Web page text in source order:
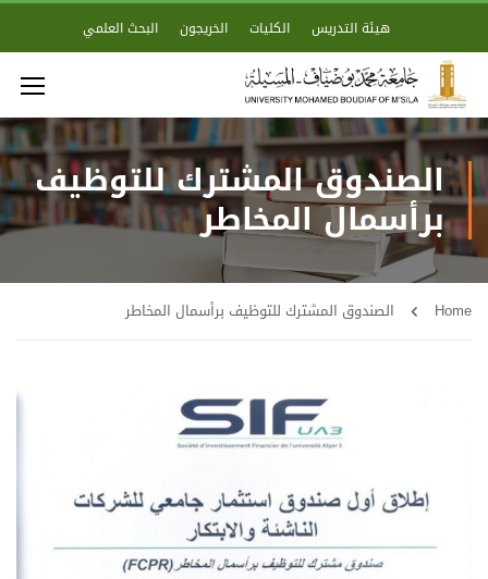
هيئة التدريس الكليات الخريجون البحث العلمي
الصندوق المشترك للتوظيف
برأسمال المخاطر
Home الصندوق المشترك للتوظيف برأسمال المخاطر